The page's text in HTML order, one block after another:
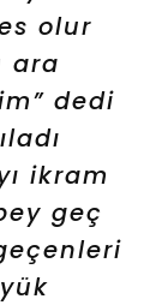
olur
ara
dedi
ikram
geç